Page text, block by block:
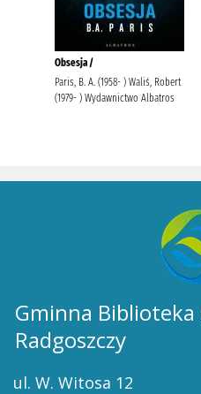
Gminna Biblioteka
Radgoszczy
ul. W. Witosa 12